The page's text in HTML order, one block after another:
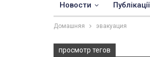
Новости Публікації
Домашняя эвакуация
просмотр тегов